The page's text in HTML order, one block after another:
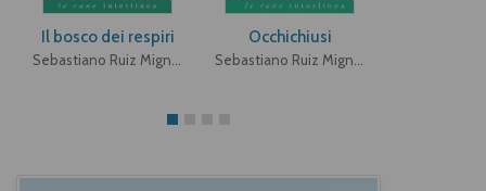
Il bosco dei respiri Occhichiusi